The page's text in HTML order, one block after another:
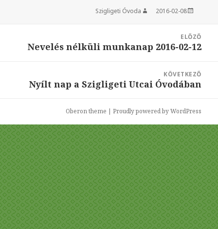
Közzétéve
2016-02-08
Szerző
Szigligeti Óvoda
navigáció
ELŐZŐ
Korábbi
Nevelés nélküli munkanap 2016-02-12
KÖVETKEZŐ
Következő
Nyílt nap a Szigligeti Utcai Óvodában
Oberon theme | Proudly powered by WordPress